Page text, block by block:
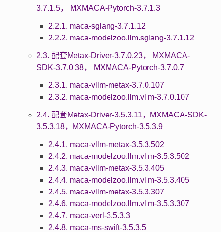
3.7.1.5， MXMACA-Pytorch-3.7.1.3
2.2.1. maca-sglang-3.7.1.12
2.2.2. maca-modelzoo.llm.sglang-3.7.1.12
2.3. 配套Metax-Driver-3.7.0.23， MXMACA-
SDK-3.7.0.38， MXMACA-Pytorch-3.7.0.7
2.3.1. maca-vllm-metax-3.7.0.107
2.3.2. maca-modelzoo.llm.vllm-3.7.0.107
2.4. 配套Metax-Driver-3.5.3.11，MXMACA-SDK-
3.5.3.18，MXMACA-Pytorch-3.5.3.9
2.4.1. maca-vllm-metax-3.5.3.502
2.4.2. maca-modelzoo.llm.vllm-3.5.3.502
2.4.3. maca-vllm-metax-3.5.3.405
2.4.4. maca-modelzoo.llm.vllm-3.5.3.405
2.4.5. maca-vllm-metax-3.5.3.307
2.4.6. maca-modelzoo.llm.vllm-3.5.3.307
2.4.7. maca-verl-3.5.3.3
2.4.8. maca-ms-swift-3.5.3.5